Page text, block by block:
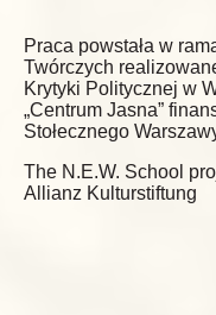
Praca powstała w
Twórczych
Krytyki Politycznej w
„Centrum Jasna”
Stołecznego
The N.E.W. School
Allianz Kulturstiftung